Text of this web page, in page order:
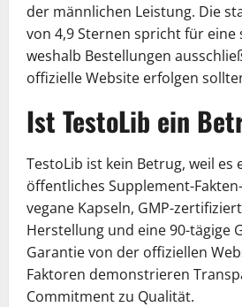
der männlichen Leistung. Die
von 4,9 Sternen spricht für eine
weshalb Bestellungen
offizielle Website erfolgen
Ist TestoLib ein
TestoLib ist kein Betrug, weil es
öffentliches Supplement-
vegane Kapseln, GMP-
Herstellung und eine 90-tägige
Garantie von der offiziellen
Faktoren demonstrieren
Commitment zu Qualität.